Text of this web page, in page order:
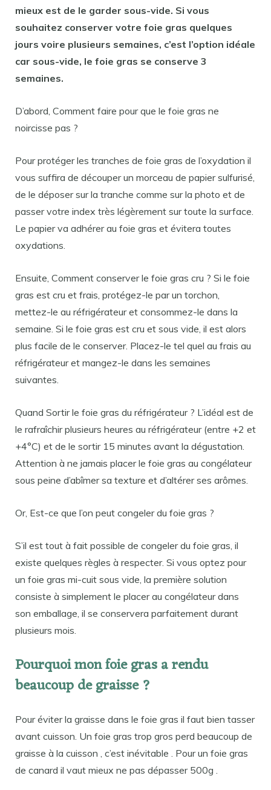
mieux est de le garder sous-vide. Si vous
souhaitez conserver votre foie gras quelques
jours voire plusieurs semaines, c’est l’option idéale
car sous-vide, le foie gras se conserve 3
semaines.
D’abord, Comment faire pour que le foie gras ne
noircisse pas ?
Pour protéger les tranches de foie gras de l’oxydation il
vous suffira de découper un morceau de papier sulfurisé,
de le déposer sur la tranche comme sur la photo et de
passer votre index très légèrement sur toute la surface.
Le papier va adhérer au foie gras et évitera toutes
oxydations.
Ensuite, Comment conserver le foie gras cru ? Si le foie
gras est cru et frais, protégez-le par un torchon,
mettez-le au réfrigérateur et consommez-le dans la
semaine. Si le foie gras est cru et sous vide, il est alors
plus facile de le conserver. Placez-le tel quel au frais au
réfrigérateur et mangez-le dans les semaines
suivantes.
Quand Sortir le foie gras du réfrigérateur ? L’idéal est de
le rafraîchir plusieurs heures au réfrigérateur (entre +2 et
+4°C) et de le sortir 15 minutes avant la dégustation.
Attention à ne jamais placer le foie gras au congélateur
sous peine d’abîmer sa texture et d’altérer ses arômes.
Or, Est-ce que l’on peut congeler du foie gras ?
S’il est tout à fait possible de congeler du foie gras, il
existe quelques règles à respecter. Si vous optez pour
un foie gras mi-cuit sous vide, la première solution
consiste à simplement le placer au congélateur dans
son emballage, il se conservera parfaitement durant
plusieurs mois.
Pourquoi mon foie gras a rendu
beaucoup de graisse ?
Pour éviter la graisse dans le foie gras il faut bien tasser
avant cuisson. Un foie gras trop gros perd beaucoup de
graisse à la cuisson , c’est inévitable . Pour un foie gras
de canard il vaut mieux ne pas dépasser 500g .